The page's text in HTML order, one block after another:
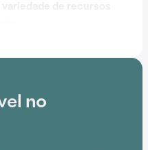
academia, piscina,
Collection é
e entretenimento.
no